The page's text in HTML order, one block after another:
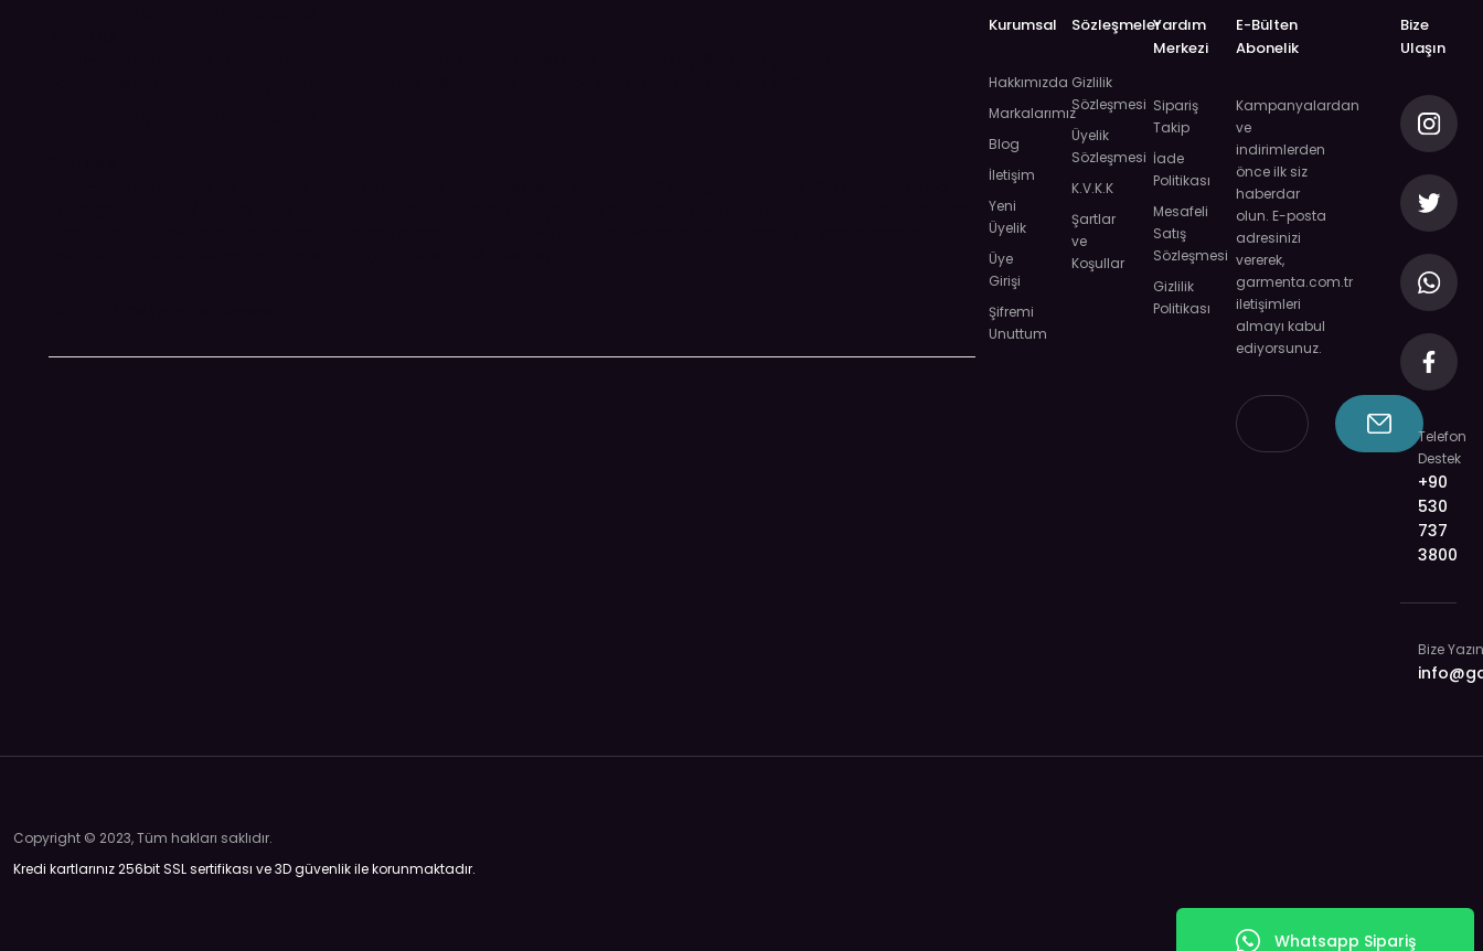
Kurumsal
Hakkımızda
Markalarımız
Blog
İletişim
Yeni
Üyelik
Üye
Girişi
Şifremi
Unuttum
Sözleşmeler
Gizlilik
Sözleşmesi
Üyelik
Sözleşmesi
K.V.K.K
Şartlar
ve
Koşullar
Yardım
Merkezi
Sipariş
Takip
İade
Politikası
Mesafeli
Satış
Sözleşmesi
Gizlilik
Politikası
E-Bülten
Abonelik
Kampanyalardan
ve
indirimlerden
önce ilk siz
haberdar
olun. E-posta
adresinizi
vererek,
garmenta.com.tr
iletişimleri
almayı kabul
ediyorsunuz.
Bize
Ulaşın
Telefon
Destek
+90
530
737
3800
Bize
Copyright © 2023, Tüm hakları saklıdır.
Kredi kartlarınız 256bit SSL sertifikası ve 3D güvenlik ile korunmaktadır.
Whatsapp Sipariş